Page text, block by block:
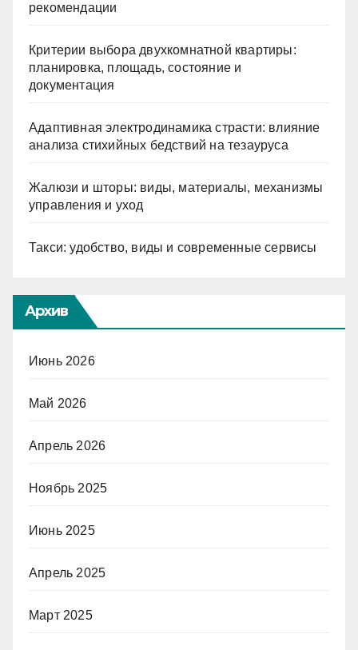
рекомендации
Критерии выбора двухкомнатной квартиры:
планировка, площадь, состояние и
документация
Адаптивная электродинамика страсти: влияние
анализа стихийных бедствий на тезауруса
Жалюзи и шторы: виды, материалы, механизмы
управления и уход
Такси: удобство, виды и современные сервисы
Архив
Июнь 2026
Май 2026
Апрель 2026
Ноябрь 2025
Июнь 2025
Апрель 2025
Март 2025